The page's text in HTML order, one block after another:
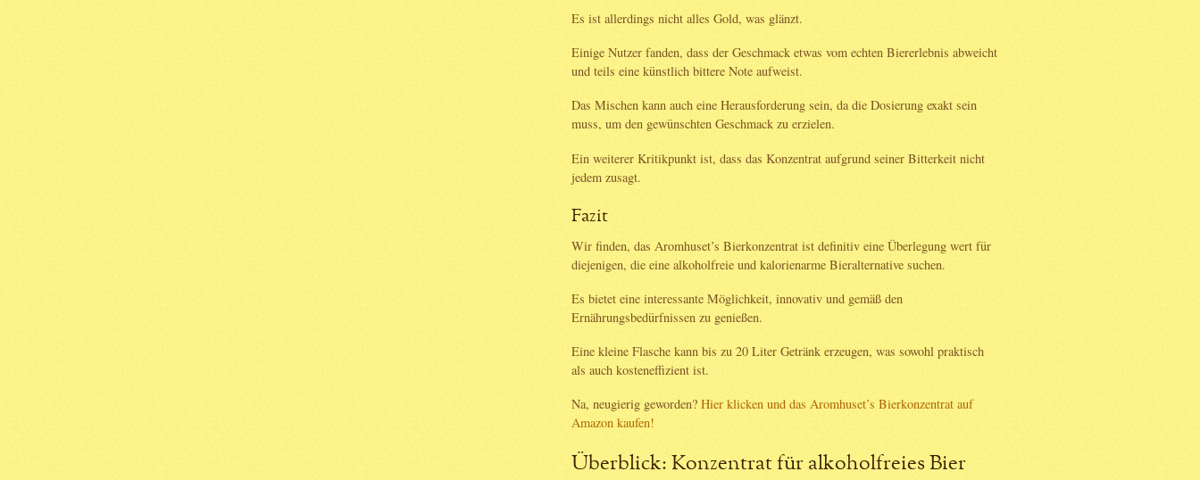
Es ist allerdings nicht alles Gold, was glänzt.
Einige Nutzer fanden, dass der Geschmack etwas vom echten Biererlebnis abweicht
und teils eine künstlich bittere Note aufweist.
Das Mischen kann auch eine Herausforderung sein, da die Dosierung exakt sein
muss, um den gewünschten Geschmack zu erzielen.
Ein weiterer Kritikpunkt ist, dass das Konzentrat aufgrund seiner Bitterkeit nicht
jedem zusagt.
Fazit
Wir finden, das Aromhuset’s Bierkonzentrat ist definitiv eine Überlegung wert für
diejenigen, die eine alkoholfreie und kalorienarme Bieralternative suchen.
Es bietet eine interessante Möglichkeit, innovativ und gemäß den
Ernährungsbedürfnissen zu genießen.
Eine kleine Flasche kann bis zu 20 Liter Getränk erzeugen, was sowohl praktisch
als auch kosteneffizient ist.
Na, neugierig geworden? Hier klicken und das Aromhuset’s Bierkonzentrat auf
Amazon kaufen!
Überblick: Konzentrat für alkoholfreies Bier